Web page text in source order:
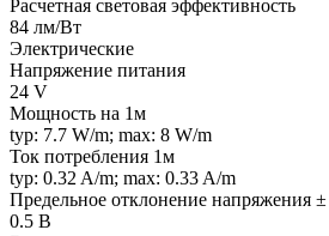
Расчетная световая эффективность
84 лм/Вт
Электрические
Напряжение питания
24 V
Мощность на 1м
typ: 7.7 W/m; max: 8 W/m
Ток потребления 1м
typ: 0.32 A/m; max: 0.33 A/m
Предельное отклонение напряжения ±
0.5 В